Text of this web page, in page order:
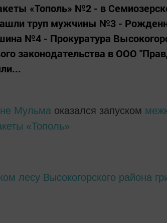
«Тополь» №2 - в
труп мужчины №3 -
№4 - Прокуратура
законодательства в ООО
Мульма оказался запуском
«Тополь»
лесу Высокогорского района